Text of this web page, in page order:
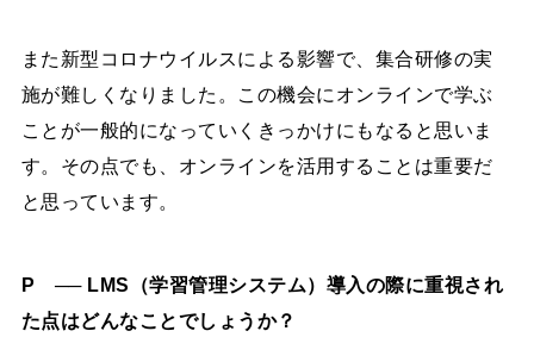
また新型コロナウイルスによる影響で、集合研修の実
施が難しくなりました。この機会にオンラインで学ぶ
ことが一般的になっていくきっかけにもなると思いま
す。その点でも、オンラインを活用することは重要だ
と思っています。
P ── LMS（学習管理システム）導入の際に重視され
た点はどんなことでしょうか？